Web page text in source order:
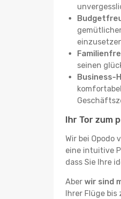
seinen
Business-
Ihr Tor zum
Wir bei Opodo
eine intuitive
dass Sie Ihre
Aber wir sind
Ihrer Flüge